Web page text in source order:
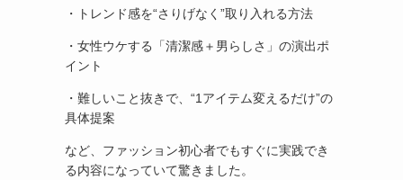
・トレンド感を“さりげなく”取り入れる方法
・女性ウケする「清潔感＋男らしさ」の演出ポ
イント
・難しいこと抜きで、“1アイテム変えるだけ”の
具体提案
など、ファッション初心者でもすぐに実践でき
る内容になっていて驚きました。